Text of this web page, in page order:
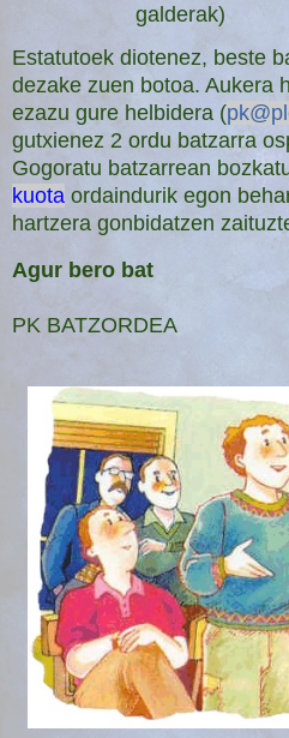
galderak)
Estatutoek diotenez, beste
dezake zuen botoa. Aukera
ezazu gure helbidera (
gutxienez 2 ordu batzarra
Gogoratu batzarrean
kuota ordaindurik egon
hartzera gonbidatzen
Agur bero bat
PK BATZORDEA